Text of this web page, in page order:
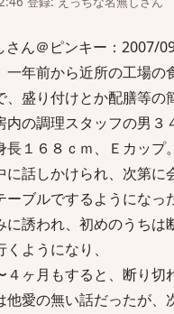
さん＠ピンキー：2007/
年前から近所の工場の
、盛り付けとか配膳等の
内の調理スタッフの男３
長１６８ｃｍ、Ｅカップ
に話しかけられ、次第
ブルでするようになっ
に誘われ、初めのうちは
ようになり、
４ヶ月もすると、断り切
他愛の無い話だったが、